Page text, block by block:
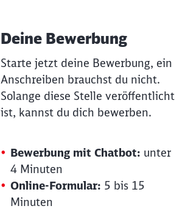
Deine Bewerbung
Starte jetzt deine Bewerbung, ein
Anschreiben brauchst du nicht.
Solange diese Stelle veröffentlicht
ist, kannst du dich bewerben.
Bewerbung mit Chatbot: unter
4 Minuten
Online-Formular: 5 bis 15
Minuten